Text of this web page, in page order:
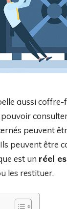
aussi
peuvent
peuvent être
est un réel
les restituer.